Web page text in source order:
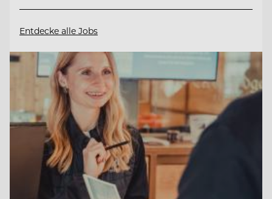
Entdecke alle Jobs